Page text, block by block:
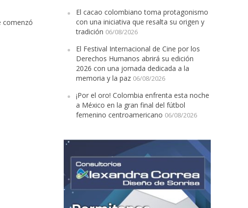
comenzó
El cacao colombiano toma protagonismo
con una iniciativa que resalta su origen y
tradición 06/08/2026
El Festival Internacional de Cine por los
Derechos Humanos abrirá su edición
2026 con una jornada dedicada a la
memoria y la paz 06/08/2026
¡Por el oro! Colombia enfrenta esta noche
a México en la gran final del fútbol
femenino centroamericano 06/08/2026